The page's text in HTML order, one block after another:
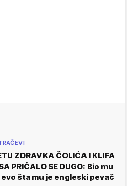
ZDRAVKA ČOLIĆA I KLIFA
PRIČALO SE DUGO: Bio mu
evo šta mu je engleski pevač